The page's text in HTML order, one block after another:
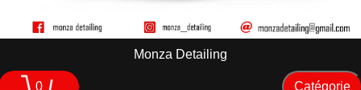
Monza Detailing